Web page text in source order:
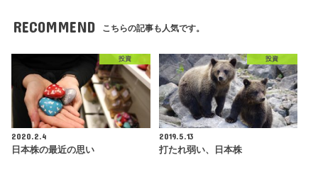
RECOMMEND こちらの記事も人気です。
投資
2020.2.4
日本株の最近の思い
投資
2019.5.13
打たれ弱い、日本株